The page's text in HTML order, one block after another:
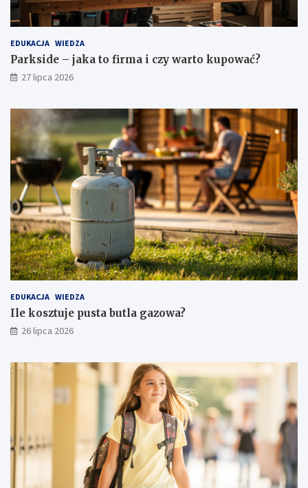
EDUKACJA WIEDZA
Parkside – jaka to firma i czy warto kupować?
27 lipca 2026
EDUKACJA WIEDZA
Ile kosztuje pusta butla gazowa?
26 lipca 2026